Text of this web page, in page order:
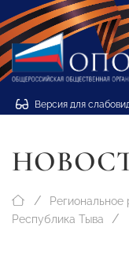
Версия для
Региональное
Республика Тыва